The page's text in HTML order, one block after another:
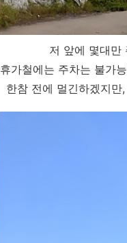
저 앞에 몇대만
휴가철에는 주차는 불가
한참 전에 멀긴하겠지